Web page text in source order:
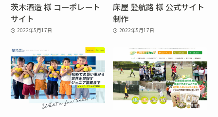
茨木酒造 様 コーポレート
サイト
2022年5月17日
床屋 髪航路 様 公式サイト
制作
2022年5月17日